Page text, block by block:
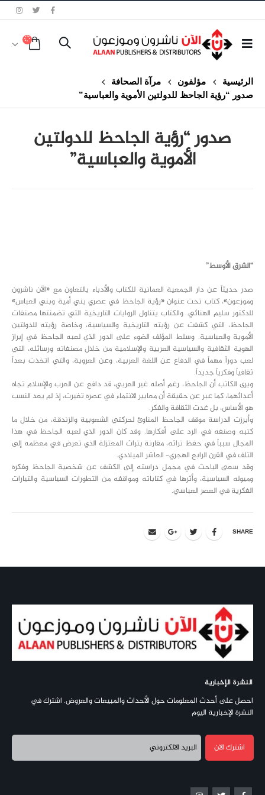
الرئيسية مؤلفون
مرآة الصحافة
صدور “رؤية الجاحظ للدولتين الأموية والعباسية”
صدور “رؤية الجاحظ للدولتين
الأموية والعباسية”
“الشرق الأوسط”
صدر حديثاً عن دار الجمعية العمانية للكتاب والأدباء بالتعاون مع «الآن ناشرون
وموزعون»، كتاب تحت عنوان «رؤية الجاحظ في عصري بني أمية وبني العباس»
للدكتور سليم الهنائي. والكتاب يتناول الروايات التاريخية التي تضمنتها مصنفات
الجاحظ، التي كشفت عن رؤيته التاريخية والسياسية، وخاصة رؤيته للدولتين
الأموية والعباسية. وسلط المؤلف الضوء على الدور الذي لعبه الجاحظ في إبراز
الهوية الثقافية والسياسية العربية والإسلامية من خلال مصنفاته ورسائله، التي
لعب دوراً مهماً في الدفاع عن اللغة العربية، وعن العروبة، والتي اتخذت بعداً
ثقافياً وفكرياً جديداً.
ويرى الكاتب أن الجاحظ، رغم أصله غير العربي، قد دافع عن العرب والإسلام تجاه
أعدائهما، كما عبر عن حقيقة أن معايير الانتماء في عصره تغيرت، إذ لم يعد النسب
هو الأساس، بل غدت الثقافة والفكر.
وأبرزت الدراسة موقف الجاحظ المناوئ لحركتي الشعوبية والزندقة، من خلال ما
كتبه وصنفه في الرد على أفكارها. وقد كان الدور الذي لعبه الجاحظ في هذا
المجال سبباً في حفظ تراثه، مقارنة بتراث المعتزلة الذي تعرض في معظمه إلى
التلف في القرن الرابع الهجري- العاشر الميلادي.
وقد سعى الباحث في مجمل دراسته إلى الكشف عن شخصية الجاحظ وفكره
وميوله السياسية، وأثرها في كتاباته ومواقفه من التطورات السياسية والتيارات
الفكرية في العصر العباسي.
SHARE
النشرة الإخبارية
احصل على أحدث المعلومات حول الأحداث والمبيعات والعروض. اشترك في
النشرة الإخبارية اليوم